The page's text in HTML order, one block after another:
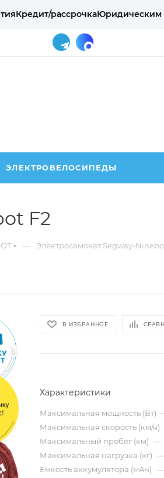
Кредит/рассрочкаЮридическим
ЭЛЕКТРОВЕЛОСИПЕДЫ
F2
— Электросамокат Segway-
В ИЗБРАННОЕ
Характеристики
Максимальная мощность (Вт)
Максимальная скорость (км/ч)
Максимальный пробег (км) —
Максимальная нагрузка (кг) —
Емкость аккумулятора (мАч) —